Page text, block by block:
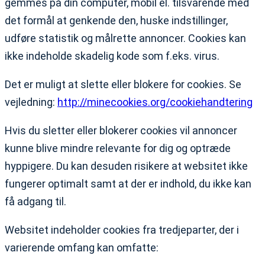
gemmes på din computer, mobil el. tilsvarende med
det formål at genkende den, huske indstillinger,
udføre statistik og målrette annoncer. Cookies kan
ikke indeholde skadelig kode som f.eks. virus.
Det er muligt at slette eller blokere for cookies. Se
vejledning: http://minecookies.org/cookiehandtering
Hvis du sletter eller blokerer cookies vil annoncer
kunne blive mindre relevante for dig og optræde
hyppigere. Du kan desuden risikere at websitet ikke
fungerer optimalt samt at der er indhold, du ikke kan
få adgang til.
Websitet indeholder cookies fra tredjeparter, der i
varierende omfang kan omfatte: